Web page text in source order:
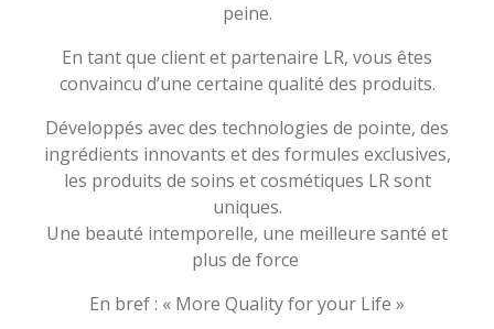
peine.
En tant que client et partenaire LR, vous êtes
convaincu d’une certaine qualité des produits.
Développés avec des technologies de pointe, des
ingrédients innovants et des formules exclusives,
les produits de soins et cosmétiques LR sont
uniques.
Une beauté intemporelle, une meilleure santé et
plus de force
En bref : « More Quality for your Life »